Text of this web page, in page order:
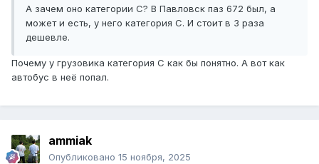
А зачем оно категории С? В Павловск паз 672 был, а
может и есть, у него категория С. И стоит в 3 раза
дешевле.
Почему у грузовика категория С как бы понятно. А вот как
автобус в неё попал.
ammiak
Опубликовано 15 ноября, 2025